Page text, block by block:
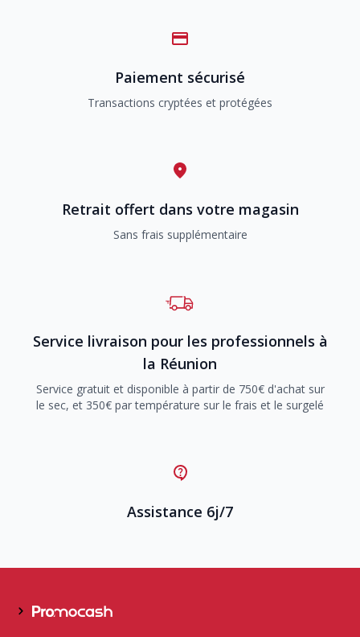
Paiement sécurisé
Transactions cryptées et protégées
Retrait offert dans votre magasin
Sans frais supplémentaire
Service livraison pour les professionnels à
la Réunion
Service gratuit et disponible à partir de 750€ d'achat sur
le sec, et 350€ par température sur le frais et le surgelé
Assistance 6j/7